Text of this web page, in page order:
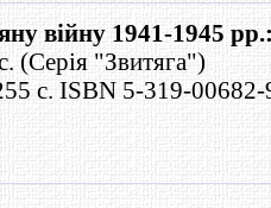
війну 1941-1945
(Серія "Звитяга")
с. ISBN 5-319-00682-